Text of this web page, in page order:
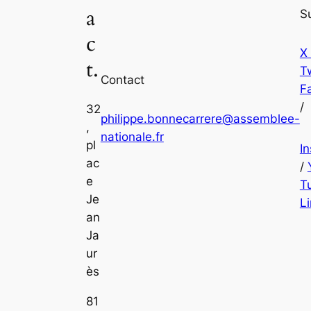
a
c
t.
32
,
pl
ac
e
Je
an
Ja
ur
ès
81
Contact
philippe.bonnecarrere@assemblee-
nationale.fr
X
/
/